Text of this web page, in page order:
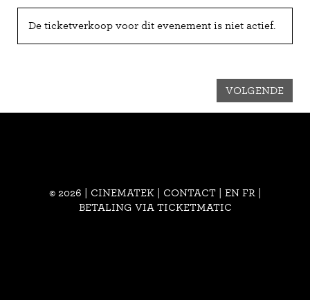
De ticketverkoop voor dit evenement is niet actief.
VOLGENDE
© 2026 | CINEMATEK | CONTACT| EN FR
BETALING VIA TICKETMATIC